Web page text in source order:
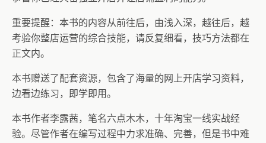
重要提醒：本书的内容从前往后，由浅入深，越往后，越
考验你整店运营的综合技能，请反复细看，技巧方法都在
正文内。
本书赠送了配套资源，包含了海量的网上开店学习资料，
边看边练习，即学即用。
本书作者李露茜，笔名六点木木，十年淘宝一线实战经
验。尽管作者在编写过程中力求准确、完善，但是书中难